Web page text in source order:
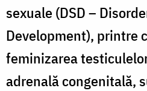
sexuale (DSD –
Development), printre
feminizarea
adrenală congenitală,